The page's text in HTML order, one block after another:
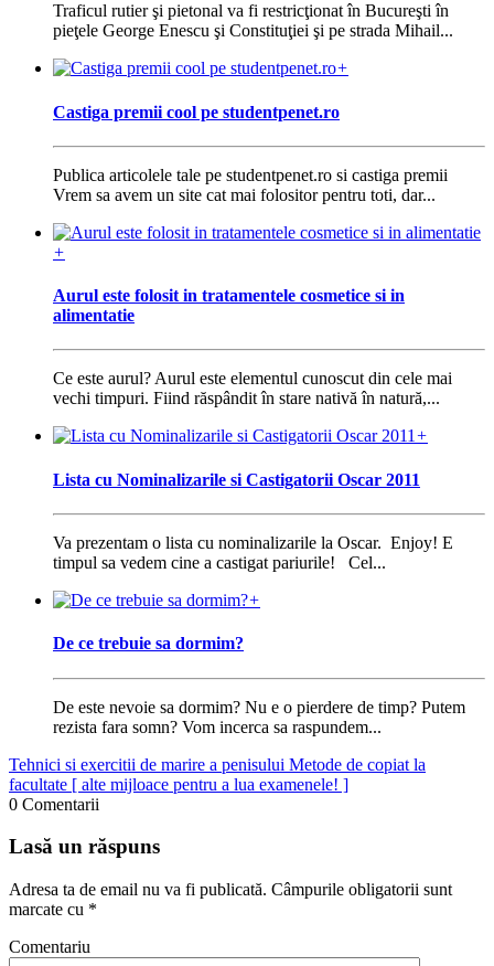
Traficul rutier şi pietonal va fi restricţionat în Bucureşti în
pieţele George Enescu şi Constituţiei şi pe strada Mihail...
+
Castiga premii cool pe studentpenet.ro
Publica articolele tale pe studentpenet.ro si castiga premii
Vrem sa avem un site cat mai folositor pentru toti, dar...
+
Aurul este folosit in tratamentele cosmetice si in
alimentatie
Ce este aurul? Aurul este elementul cunoscut din cele mai
vechi timpuri. Fiind răspândit în stare nativă în natură,...
+
Lista cu Nominalizarile si Castigatorii Oscar 2011
Va prezentam o lista cu nominalizarile la Oscar. Enjoy! E
timpul sa vedem cine a castigat pariurile! Cel...
+
De ce trebuie sa dormim?
De este nevoie sa dormim? Nu e o pierdere de timp? Putem
rezista fara somn? Vom incerca sa raspundem...
Tehnici si exercitii de marire a penisului Metode de copiat la
facultate [ alte mijloace pentru a lua examenele! ]
0 Comentarii
Lasă un răspuns
Adresa ta de email nu va fi publicată. Câmpurile obligatorii sunt
marcate cu *
Comentariu